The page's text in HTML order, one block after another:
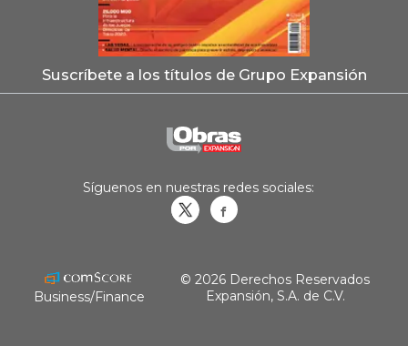
Suscríbete a los títulos de Grupo Expansión
Síguenos en nuestras redes sociales:
Business/Finance
© 2026 Derechos Reservados
Expansión, S.A. de C.V.